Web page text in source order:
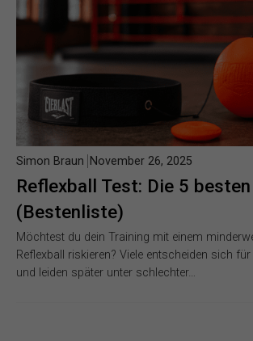
Reflexball Test: Die 5 besten
(Bestenliste)
Simon Braun November 26, 2025
Möchtest du dein Training mit einem
Reflexball riskieren? Viele entscheiden sich
und leiden später unter schlechter…